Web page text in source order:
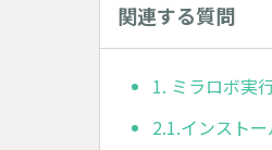
関連する質問
1. ミラロボ実
2.1.インスト